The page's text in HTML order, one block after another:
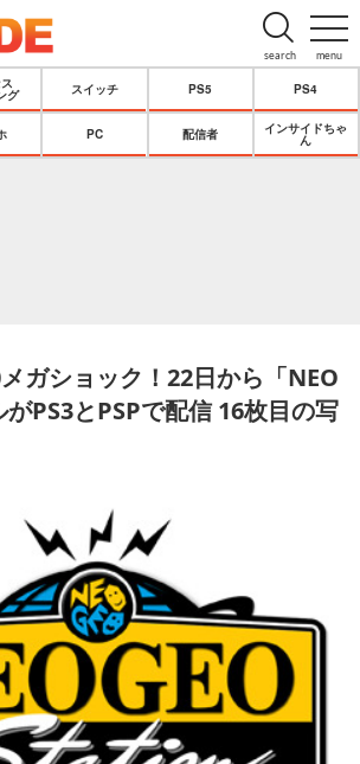
menu
search
グ
スイッチ PS5 PS4
PC 配信者
インサイドちゃ
ん
ガショック！22日から「NEO
PS3とPSPで配信 16枚目の写